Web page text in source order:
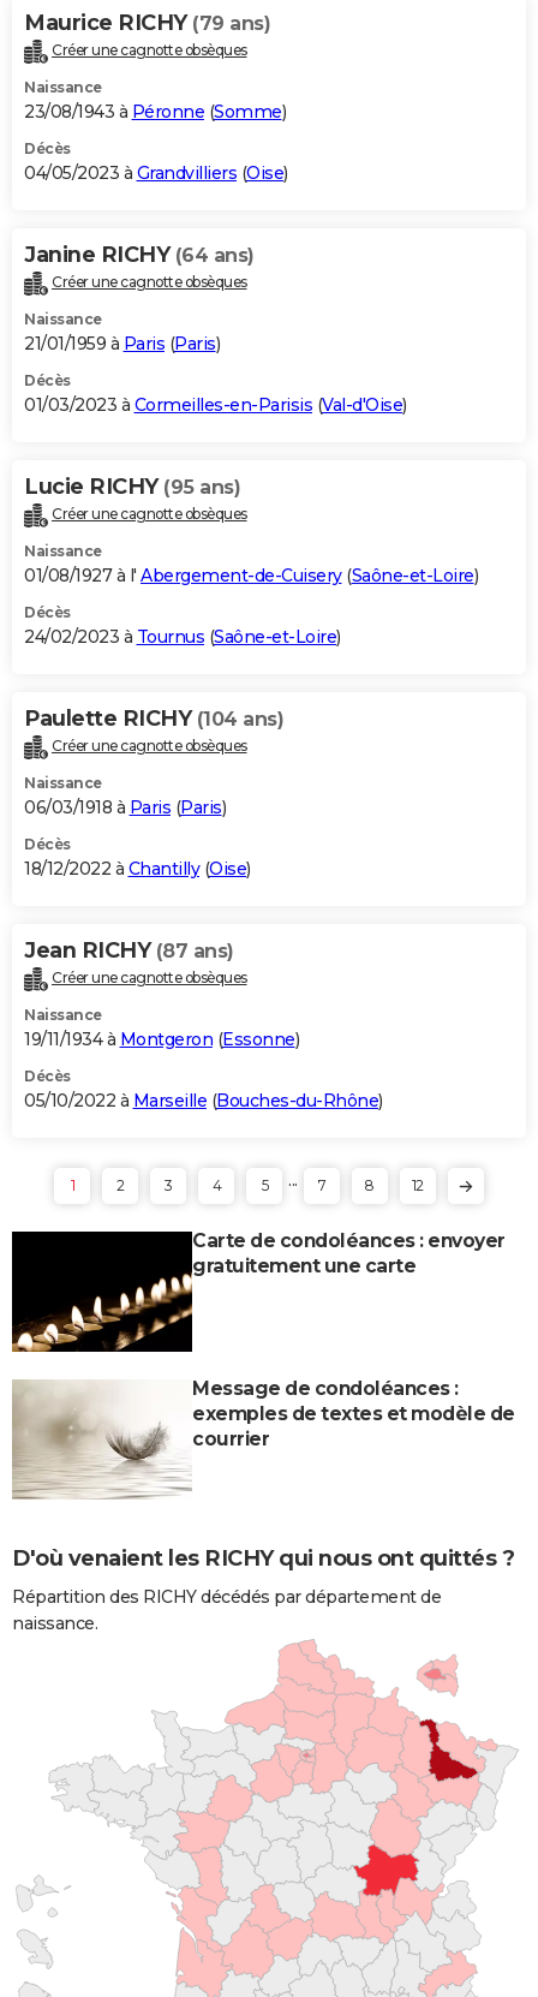
Maurice RICHY (79 ans)
Créer une cagnotte obsèques
Naissance
23/08/1943 à Péronne (Somme)
Décès
04/05/2023 à Grandvilliers (Oise)
Janine RICHY (64 ans)
Créer une cagnotte obsèques
Naissance
21/01/1959 à Paris (Paris)
Décès
01/03/2023 à Cormeilles-en-Parisis (Val-d'Oise)
Lucie RICHY (95 ans)
Créer une cagnotte obsèques
Naissance
01/08/1927 à l' Abergement-de-Cuisery(Saône-et-Loire)
Décès
24/02/2023 à Tournus (Saône-et-Loire)
Paulette RICHY (104 ans)
Créer une cagnotte obsèques
Naissance
06/03/1918 à Paris (Paris)
Décès
18/12/2022 à Chantilly(Oise)
Jean RICHY (87 ans)
Créer une cagnotte obsèques
Naissance
19/11/1934 à Montgeron (Essonne)
Décès
05/10/2022 à Marseille (Bouches-du-Rhône)
1 2 3 4 5 ... 7 8 12
Carte de condoléances : envoyer
gratuitement une carte
Message de condoléances :
exemples de textes et modèle de
courrier
D'où venaient les RICHY qui nous ont quittés ?
Répartition des RICHY décédés par département de
naissance.